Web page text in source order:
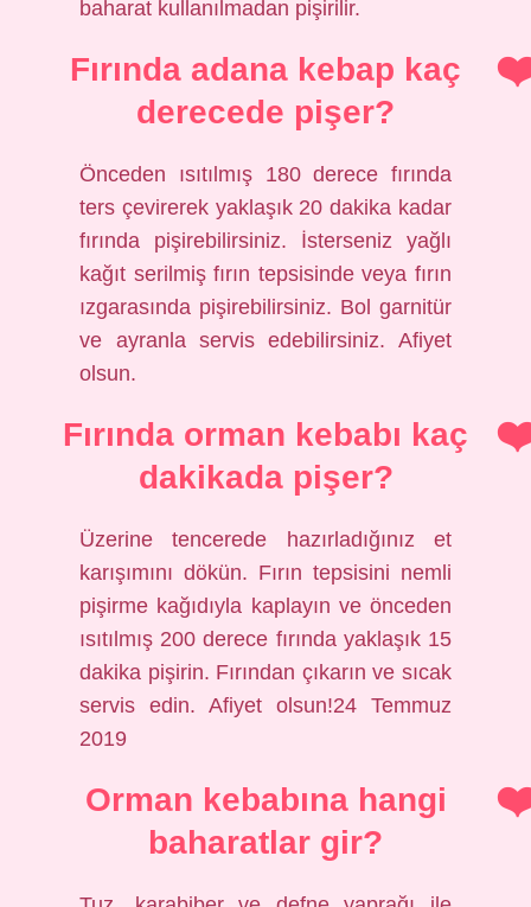
baharat kullanılmadan pişirilir.
Fırında adana kebap kaç
derecede pişer?
Önceden ısıtılmış 180 derece fırında
ters çevirerek yaklaşık 20 dakika kadar
fırında pişirebilirsiniz. İsterseniz yağlı
kağıt serilmiş fırın tepsisinde veya fırın
ızgarasında pişirebilirsiniz. Bol garnitür
ve ayranla servis edebilirsiniz. Afiyet
olsun.
Fırında orman kebabı kaç
dakikada pişer?
Üzerine tencerede hazırladığınız et
karışımını dökün. Fırın tepsisini nemli
pişirme kağıdıyla kaplayın ve önceden
ısıtılmış 200 derece fırında yaklaşık 15
dakika pişirin. Fırından çıkarın ve sıcak
servis edin. Afiyet olsun!24 Temmuz
2019
Orman kebabına hangi
baharatlar gir?